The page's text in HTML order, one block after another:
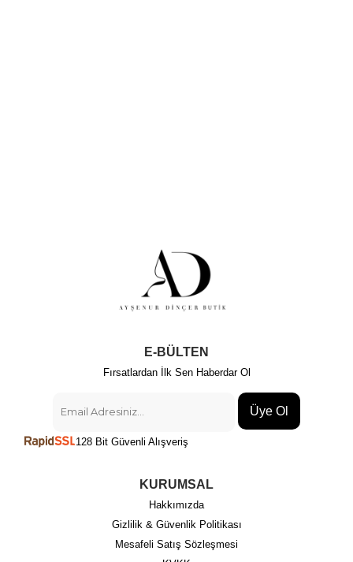
E-BÜLTEN
Fırsatlardan İlk Sen Haberdar Ol
Üye Ol
128 Bit Güvenli Alışveriş
KURUMSAL
Hakkımızda
Gizlilik & Güvenlik Politikası
Mesafeli Satış Sözleşmesi